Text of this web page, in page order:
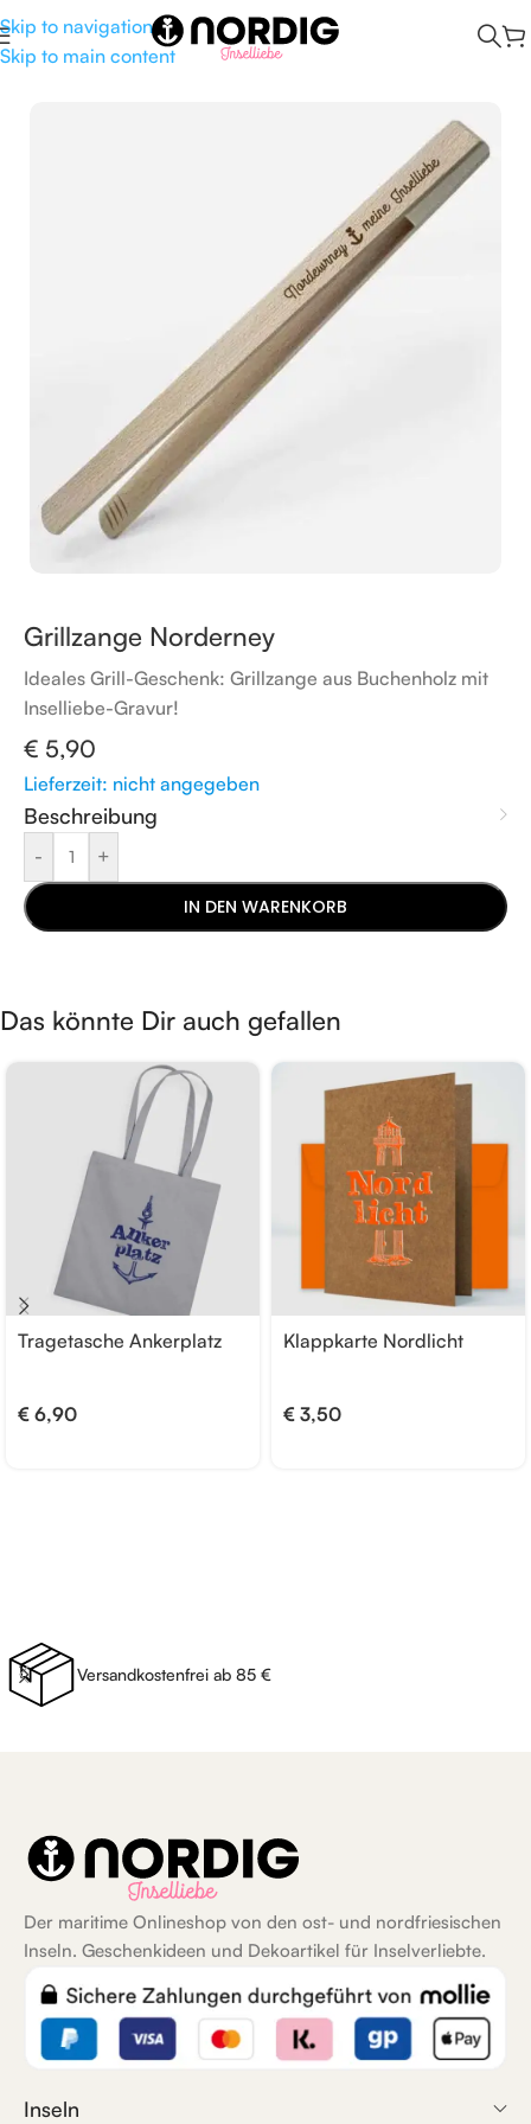
Skip to navigation
Skip to main content
Start /Kombüse/Küchenhelfer
Grillzange Norderney
Ideales Grill-Geschenk: Grillzange aus Buchenholz mit
Inselliebe-Gravur!
€ 5,90
Lieferzeit: nicht angegeben
Beschreibung
- +
IN DEN WARENKORB
Das könnte Dir auch gefallen
Tragetasche Ankerplatz
€ 6,90
Klappkarte Nordlicht
€ 3,50
Versandkostenfrei ab 85 €
Der maritime Onlineshop von den ost- und nordfriesischen
Inseln. Geschenkideen und Dekoartikel für Inselverliebte.
Inseln